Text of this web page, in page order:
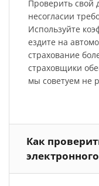
Проверить
несогласии
Используйте
ездите на
страхование
страховщики
мы советуем не
Как